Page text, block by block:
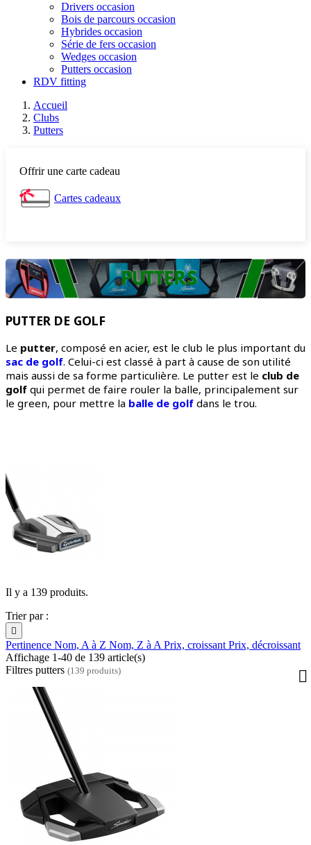
Drivers occasion
Bois de parcours occasion
Hybrides occasion
Série de fers occasion
Wedges occasion
Putters occasion
RDV fitting
Accueil
Clubs
Putters
Offrir une carte cadeau
Cartes cadeaux
PUTTER DE GOLF
Le putter, composé en acier, est le club le plus important du
sac de golf. Celui-ci est classé à part à cause de son utilité
mais aussi de sa forme particulière. Le putter est le club de
golf qui permet de faire rouler la balle, principalement sur
le green, pour mettre la balle de golf dans le trou.
Il y a 139 produits.
Trier par :

Pertinence Nom, A à Z Nom, Z à A Prix, croissant Prix, décroissant
Affichage 1-40 de 139 article(s)
Filtres putters (139 produits)